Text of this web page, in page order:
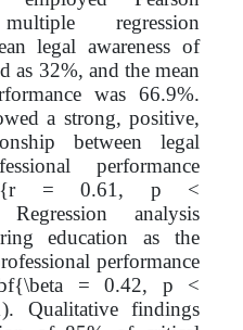
regression
legal awareness of
as 32%, and the mean
was 66.9%.
a strong, positive,
between legal
performance
= 0.61, p <
analysis
education as the
performance
= 0.42, p <
Qualitative findings